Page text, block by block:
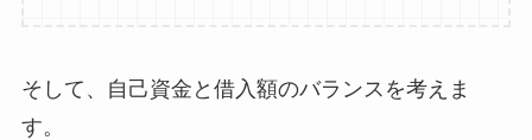
そして、自己資金と借入額のバランスを考えま
す。